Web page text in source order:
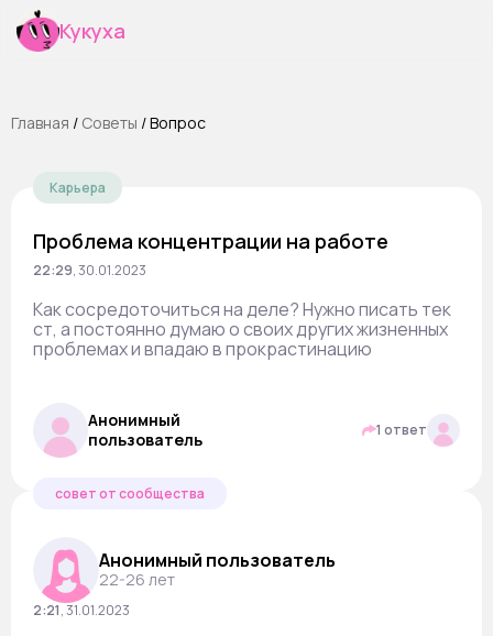
Кукуха
Главная / Cоветы /Вопрос
Карьера
Проблема концентрации на работе
22:29,30.01.2023
Как сосредоточиться на деле? Нужно писать тек
ст, а постоянно думаю о своих других жизненных
проблемах и впадаю в прокрастинацию
Анонимный
пользователь
1 ответ
совет от сообщества
Анонимный пользователь
22-26 лет
2:21,31.01.2023